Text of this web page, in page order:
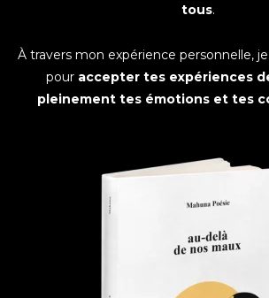
tous.
À travers mon expérience personnelle,
pour accepter tes expériences
pleinement tes émotions et tes